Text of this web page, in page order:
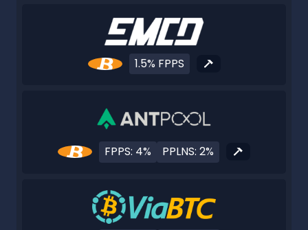
1.5% FPPS
FPPS: 4% PPLNS: 2%